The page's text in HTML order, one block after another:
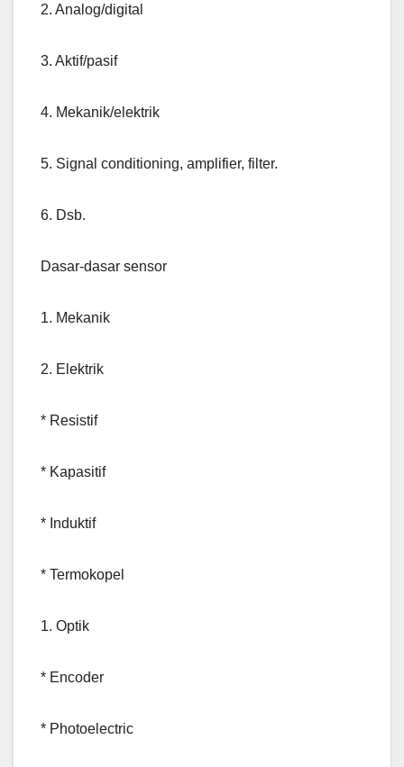
2. Analog/digital
3. Aktif/pasif
4. Mekanik/elektrik
5. Signal conditioning, amplifier, filter.
6. Dsb.
Dasar-dasar sensor
1. Mekanik
2. Elektrik
* Resistif
* Kapasitif
* Induktif
* Termokopel
1. Optik
* Encoder
* Photoelectric